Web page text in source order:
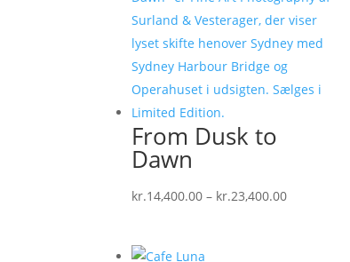
From Dusk to
Dawn
kr.14,400.00 – kr.23,400.00Prisinterval: